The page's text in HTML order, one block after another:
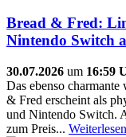
Bread & Fred:
Nintendo Switch
30.07.2026 um 16:59
Das ebenso
& Fred erscheint als
und Nintendo Switch.
zum Preis...